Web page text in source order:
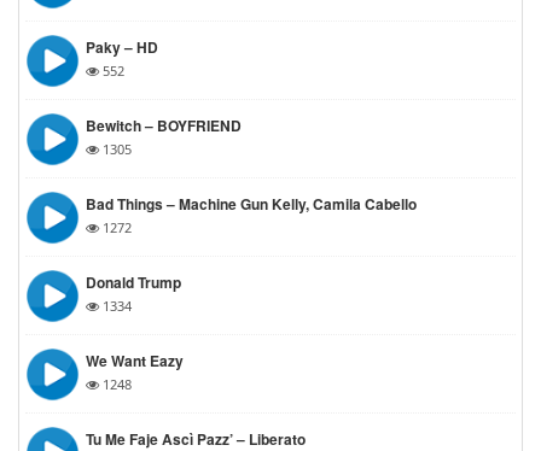
Paky – HD
552
Bewitch – BOYFRIEND
1305
Bad Things – Machine Gun Kelly, Camila Cabello
1272
Donald Trump
1334
We Want Eazy
1248
Tu Me Faje Ascì Pazz’ – Liberato